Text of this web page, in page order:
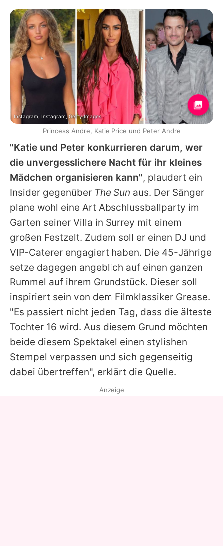
"Katie und Peter konkurrieren darum, wer
die unvergesslichere Nacht für ihr kleines
Mädchen organisieren kann", plaudert ein
Insider gegenüber The Sun aus. Der Sänger
plane wohl eine Art Abschlussballparty im
Garten seiner Villa in Surrey mit einem
großen Festzelt. Zudem soll er einen DJ und
VIP-Caterer engagiert haben. Die 45-Jährige
setze dagegen angeblich auf einen ganzen
Rummel auf ihrem Grundstück. Dieser soll
inspiriert sein von dem Filmklassiker Grease.
"Es passiert nicht jeden Tag, dass die älteste
Tochter 16 wird. Aus diesem Grund möchten
beide diesem Spektakel einen stylishen
Stempel verpassen und sich gegenseitig
dabei übertreffen", erklärt die Quelle.
Instagram, Instagram, Getty Images
Princess Andre, Katie Price und Peter Andre
Anzeige